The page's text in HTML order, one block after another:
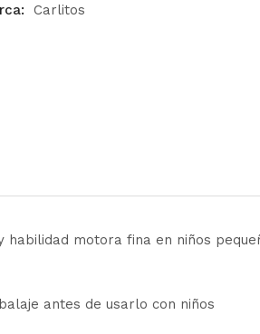
Carlitos
motora fina en niños
antes de usarlo con niños